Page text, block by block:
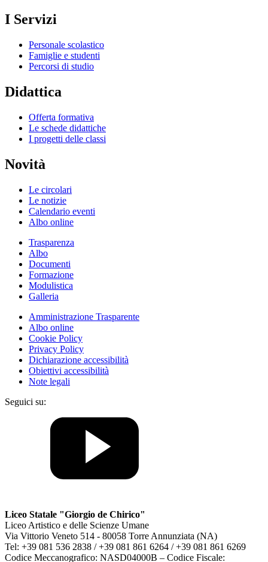
I Servizi
Personale scolastico
Famiglie e studenti
Percorsi di studio
Didattica
Offerta formativa
Le schede didattiche
I progetti delle classi
Novità
Le circolari
Le notizie
Calendario eventi
Albo online
Trasparenza
Albo
Documenti
Formazione
Modulistica
Galleria
Amministrazione Trasparente
Albo online
Cookie Policy
Privacy Policy
Dichiarazione accessibilità
Obiettivi accessibilità
Note legali
Seguici su:
Liceo Statale "Giorgio de Chirico"
Liceo Artistico e delle Scienze Umane
Via Vittorio Veneto 514 - 80058 Torre Annunziata (NA)
Tel: +39 081 536 2838 / +39 081 861 6264 / +39 081 861 6269
Codice Meccanografico: NASD04000B – Codice Fiscale: